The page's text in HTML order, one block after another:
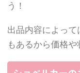
う！
出品内容によっ
もあるから価格や